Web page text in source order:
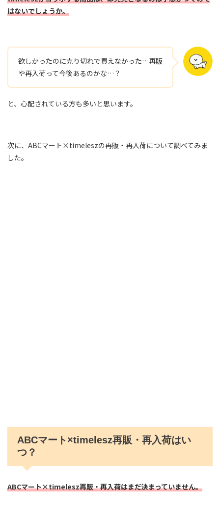
はないでしょうか。
欲しかったのに売り切れで買えなかった…再販
や再入荷って今後あるのかな…？
と、心配されている方も多いと思います。
次に、ABCマート×timeleszの再販・再入荷について調べてみま
した。
ABCマート×timelesz再販・再入荷はい
つ？
ABCマート×timelesz再販・再入荷はまだ決まっていません。